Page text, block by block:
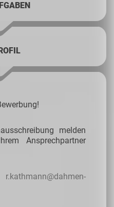
melden
Ansprechpartner
r.kathmann@dahmen-